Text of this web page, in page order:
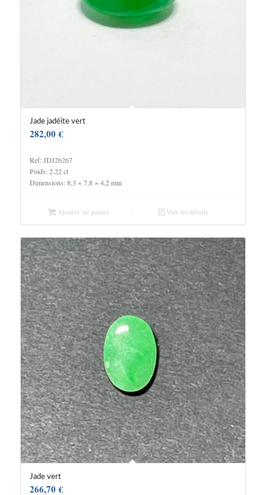
Jade jadéite vert
282,00€
Ref: JDJ26267
Poids: 2.22 ct
Dimensions: 8,3 × 7,8 × 4,2 mm
Ajouter au panier Voir les détails
Jade vert
266,70€